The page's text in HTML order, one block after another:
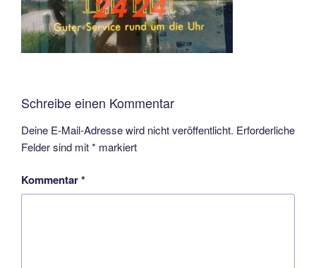
Schreibe einen Kommentar
Deine E-Mail-Adresse wird nicht veröffentlicht. Erforderliche
Felder sind mit* markiert
Kommentar*